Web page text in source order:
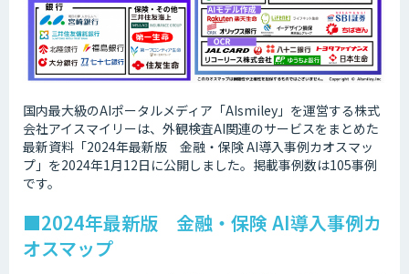
国内最大級のAIポータルメディア「AIsmiley」を運営する株式
会社アイスマイリーは、外観検査AI関連のサービスをまとめた
最新資料「2024年最新版 金融・保険 AI導入事例カオスマッ
プ」を2024年1月12日に公開しました。掲載事例数は105事例
です。
■2024年最新版 金融・保険 AI導入事例カ
オスマップ